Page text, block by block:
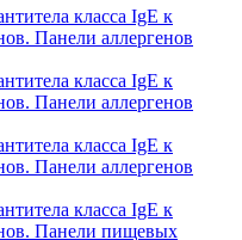
класса IgE к
Панели аллергенов
класса IgE к
Панели аллергенов
класса IgE к
Панели аллергенов
класса IgE к
Панели пищевых